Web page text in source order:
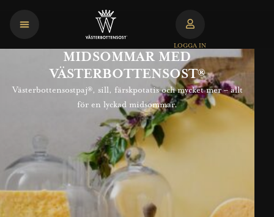
LOGGA IN
MIDSOMMAR MED
VÄSTERBOTTENSOST®
Västerbottensostpaj®, sill, färskpotatis och mycket mer – allt
för en lyckad midsommar.